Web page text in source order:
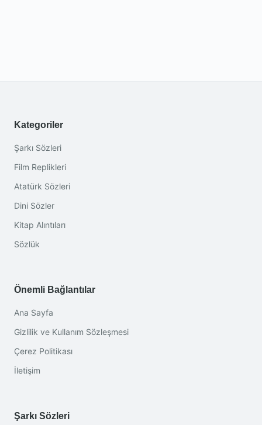
Kategoriler
Şarkı Sözleri
Film Replikleri
Atatürk Sözleri
Dini Sözler
Kitap Alıntıları
Sözlük
Önemli Bağlantılar
Ana Sayfa
Gizlilik ve Kullanım Sözleşmesi
Çerez Politikası
İletişim
Şarkı Sözleri